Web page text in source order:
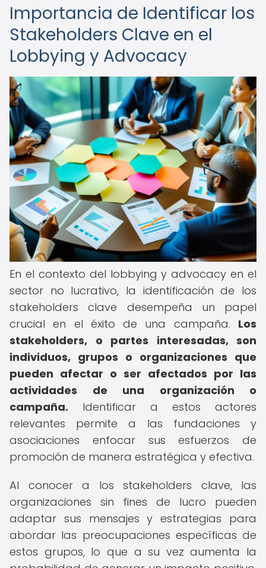
Importancia de Identificar los
Stakeholders Clave en el
Lobbying y Advocacy
En el contexto del lobbying y advocacy en el
sector no lucrativo, la identificación de los
stakeholders clave desempeña un papel
crucial en el éxito de una campaña. Los
stakeholders, o partes interesadas, son
individuos, grupos o organizaciones que
pueden afectar o ser afectados por las
actividades de una organización o
campaña. Identificar a estos actores
relevantes permite a las fundaciones y
asociaciones enfocar sus esfuerzos de
promoción de manera estratégica y efectiva.
Al conocer a los stakeholders clave, las
organizaciones sin fines de lucro pueden
adaptar sus mensajes y estrategias para
abordar las preocupaciones específicas de
estos grupos, lo que a su vez aumenta la